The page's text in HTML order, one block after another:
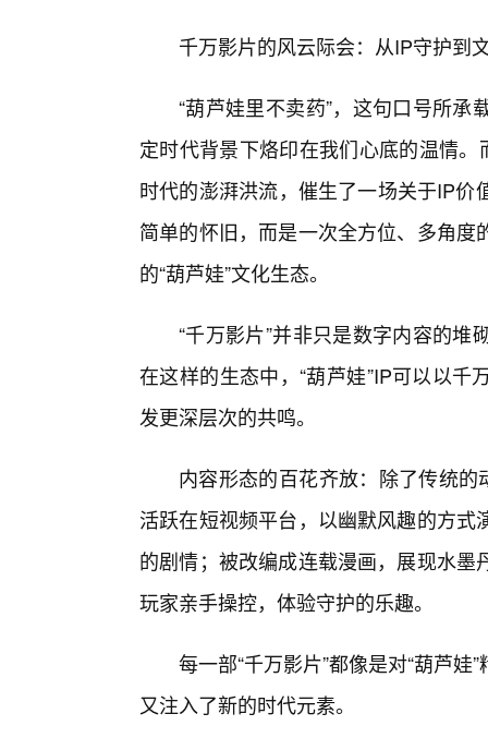
千万影片的风云际会：从IP守护到
“葫芦娃里不卖药”，这句口号所
定时代背景下烙印在我们心底的温情
时代的澎湃洪流，催生了一场关于IP
简单的怀旧，而是一次全方位、多角
的“葫芦娃”文化生态。
“千万影片”并非只是数字内容的
在这样的生态中，“葫芦娃”IP可以以
发更深层次的共鸣。
内容形态的百花齐放：除了传统的
活跃在短视频平台，以幽默风趣的方
的剧情；被改编成连载漫画，展现水
玩家亲手操控，体验守护的乐趣。
每一部“千万影片”都像是对“葫芦
又注入了新的时代元素。